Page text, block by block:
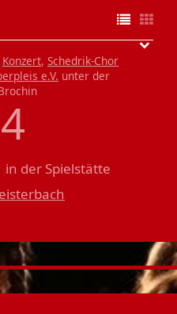
Konzert, Schedrik-Chor
e.V. unter der
in der Spielstätte